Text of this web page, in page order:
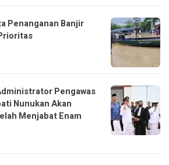
Penanganan Banjir
Pengawas
Nunukan Akan
Menjabat Enam